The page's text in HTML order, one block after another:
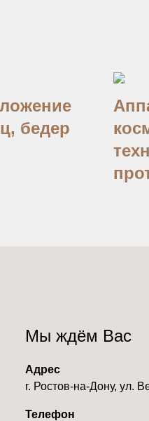
бедер
Мы ждём Вас
Адрес
г. Ростов-на-Дону, ул.
Телефон